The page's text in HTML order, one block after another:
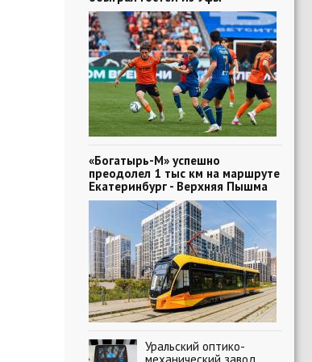
«Богатырь-М» успешно
преодолел 1 тыс км на маршруте
Екатеринбург - Верхняя Пышма
Уральский оптико-
механический завод